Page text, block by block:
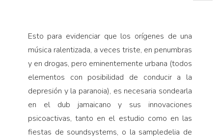
Esto para evidenciar que los orígenes de una
música ralentizada, a veces triste, en penumbras
y en drogas, pero eminentemente urbana (todos
elementos con posibilidad de conducir a la
depresión y la paranoia), es necesaria sondearla
en el dub jamaicano y sus innovaciones
psicoactivas, tanto en el estudio como en las
fiestas de soundsystems, o la sampledelia de